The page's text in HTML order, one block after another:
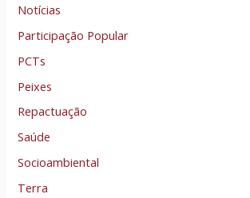
Notícias
Participação Popular
PCTs
Peixes
Repactuação
Saúde
Socioambiental
Terra